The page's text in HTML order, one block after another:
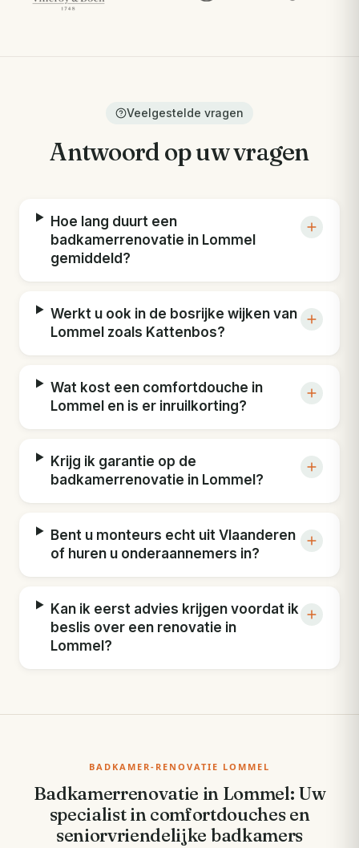
Veelgestelde vragen
Antwoord op uw vragen
Hoe lang duurt een
badkamerrenovatie in Lommel
gemiddeld?
Werkt u ook in de bosrijke wijken van
Lommel zoals Kattenbos?
Wat kost een comfortdouche in
Lommel en is er inruilkorting?
Krijg ik garantie op de
badkamerrenovatie in Lommel?
Bent u monteurs echt uit Vlaanderen
of huren u onderaannemers in?
Kan ik eerst advies krijgen voordat ik
beslis over een renovatie in
Lommel?
BADKAMER-RENOVATIE LOMMEL
Badkamerrenovatie in Lommel: Uw
specialist in comfortdouches en
seniorvriendelijke badkamers